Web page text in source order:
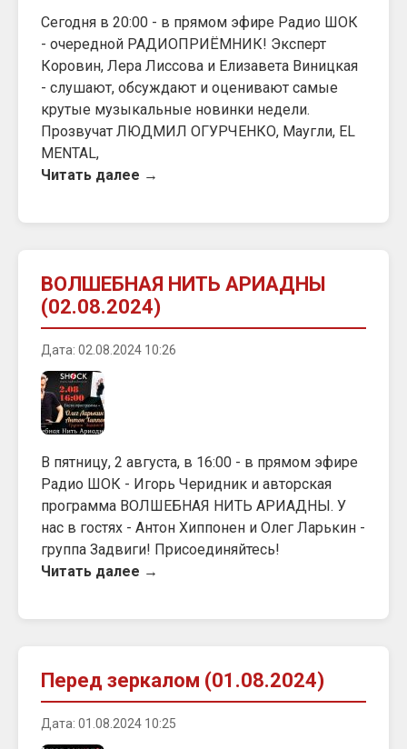
Сегодня в 20:00 - в прямом эфире Радио ШОК
- очередной РАДИОПРИЁМНИК! Эксперт
Коровин, Лера Лиссова и Елизавета Виницкая
- слушают, обсуждают и оценивают самые
крутые музыкальные новинки недели.
Прозвучат ЛЮДМИЛ ОГУРЧЕНКО, Маугли, EL
MENTAL,
Читать далее →
ВОЛШЕБНАЯ НИТЬ АРИАДНЫ
(02.08.2024)
Дата: 02.08.2024 10:26
В пятницу, 2 августа, в 16:00 - в прямом эфире
Радио ШОК - Игорь Черидник и авторская
программа ВОЛШЕБНАЯ НИТЬ АРИАДНЫ. У
нас в гостях - Антон Хиппонен и Олег Ларькин -
группа Задвиги! Присоединяйтесь!
Читать далее →
Перед зеркалом (01.08.2024)
Дата: 01.08.2024 10:25